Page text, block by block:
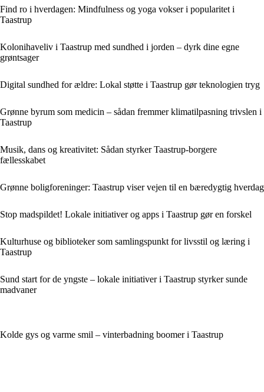
Find ro i hverdagen: Mindfulness og yoga vokser i popularitet i
Taastrup
Kolonihaveliv i Taastrup med sundhed i jorden – dyrk dine egne
grøntsager
Digital sundhed for ældre: Lokal støtte i Taastrup gør teknologien tryg
Grønne byrum som medicin – sådan fremmer klimatilpasning trivslen i
Taastrup
Musik, dans og kreativitet: Sådan styrker Taastrup-borgere
fællesskabet
Grønne boligforeninger: Taastrup viser vejen til en bæredygtig hverdag
Stop madspildet! Lokale initiativer og apps i Taastrup gør en forskel
Kulturhuse og biblioteker som samlingspunkt for livsstil og læring i
Taastrup
Sund start for de yngste – lokale initiativer i Taastrup styrker sunde
madvaner
Kolde gys og varme smil – vinterbadning boomer i Taastrup